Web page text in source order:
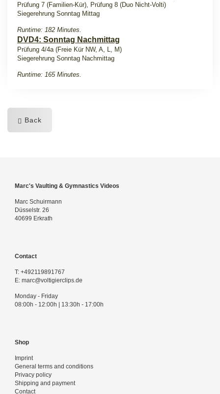
Prüfung 7 (Familien-Kür), Prüfung 8 (Duo Nicht-Volti)
Siegerehrung Sonntag Mittag
Runtime: 182 Minutes.
DVD4: Sonntag Nachmittag
Prüfung 4/4a (Freie Kür NW, A, L, M)
Siegerehrung Sonntag Nachmittag
Runtime: 165 Minutes.
Back
Marc's Vaulting & Gymnastics Videos
Marc Schuirmann
Düsselstr. 26
40699 Erkrath
Contact
T: +492119891767
E: marc@voltigierclips.de
Monday - Friday
08:00h - 12:00h | 13:30h - 17:00h
Shop
Imprint
General terms and conditions
Privacy policy
Shipping and payment
Contact